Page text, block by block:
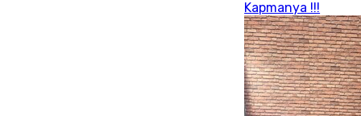
Kapmanya !!!